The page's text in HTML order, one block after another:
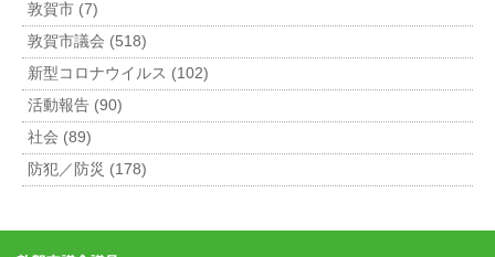
敦賀市 (7)
敦賀市議会 (518)
新型コロナウイルス (102)
活動報告 (90)
社会 (89)
防犯／防災 (178)